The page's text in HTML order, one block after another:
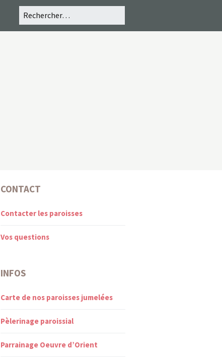
CONTACT
Contacter les paroisses
Vos questions
INFOS
Carte de nos paroisses jumelées
Pèlerinage paroissial
Parrainage Oeuvre d’Orient